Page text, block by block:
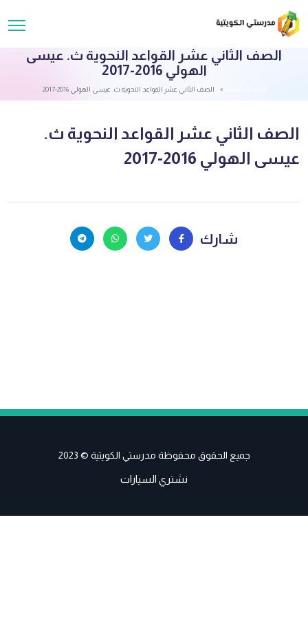
الصف الثاني عشر القواعد النحوية ث. عيسى
الهولي 2016-2017
الصف الثاني عشر القواعد النحوية ث. عيسى الهولي 2016-2017
الصف الثاني عشر القواعد النحوية ث.
عيسى الهولي 2016-2017
شارك
جميع الحقوق محفوظة مدرستي الكويتية © 2023
نشتري السيارات